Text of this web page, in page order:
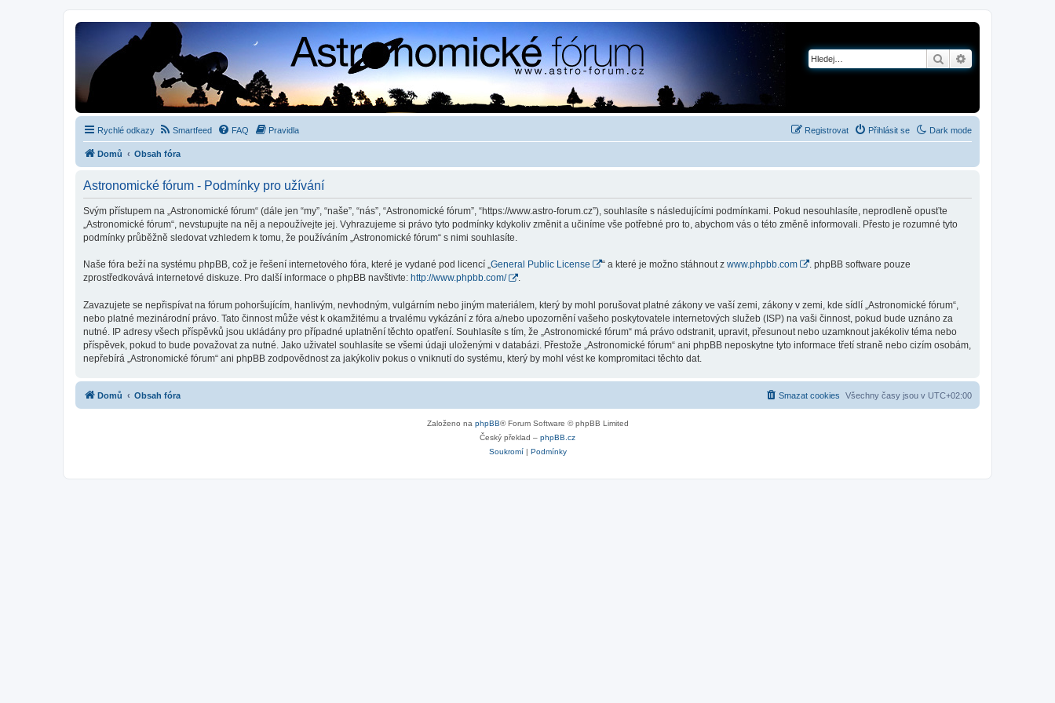
Hledat
Rychlé odkazy Dark mode
Smartfeed FAQ Pravidla Přihlásit se
Registrovat
Domů Obsah fóra
Astronomické fórum - Podmínky pro užívání
Svým přístupem na „Astronomické fórum“ (dále jen “my”, “naše”, “nás”, “Astronomické fórum”, “https://www.astro-forum.cz”), souhlasíte s následujícími podmínkami. Pokud nesouhlasíte, neprodleně opusťte
„Astronomické fórum“, nevstupujte na něj a nepoužívejte jej. Vyhrazujeme si právo tyto podmínky kdykoliv změnit a učiníme vše potřebné pro to, abychom vás o této změně informovali. Přesto je rozumné tyto
podmínky průběžně sledovat vzhledem k tomu, že používáním „Astronomické fórum“ s nimi souhlasíte.
Naše fóra beží na systému phpBB, což je řešení internetového fóra, které je vydané pod licencí „General Public License “ a které je možno stáhnout z www.phpbb.com
. phpBB software pouze
zprostředkovává internetové diskuze. Pro další informace o phpBB navštivte: http://www.phpbb.com/ .
Zavazujete se nepřispívat na fórum pohoršujícím, hanlivým, nevhodným, vulgárním nebo jiným materiálem, který by mohl porušovat platné zákony ve vaší zemi, zákony v zemi, kde sídlí „Astronomické fórum“,
nebo platné mezinárodní právo. Tato činnost může vést k okamžitému a trvalému vykázání z fóra a/nebo upozornění vašeho poskytovatele internetových služeb (ISP) na vaši činnost, pokud bude uznáno za
nutné. IP adresy všech příspěvků jsou ukládány pro případné uplatnění těchto opatření. Souhlasíte s tím, že „Astronomické fórum“ má právo odstranit, upravit, přesunout nebo uzamknout jakékoliv téma nebo
příspěvek, pokud to bude považovat za nutné. Jako uživatel souhlasíte se všemi údaji uloženými v databázi. Přestože „Astronomické fórum“ ani phpBB neposkytne tyto informace třetí straně nebo cizím osobám,
nepřebírá „Astronomické fórum“ ani phpBB zodpovědnost za jakýkoliv pokus o vniknutí do systému, který by mohl vést ke kompromitaci těchto dat.
Domů Obsah fóra Všechny časy jsou v UTC+02:00
Smazat cookies
Založeno na phpBB® Forum Software © phpBB Limited
Český překlad – phpBB.cz
Soukromí| Podmínky